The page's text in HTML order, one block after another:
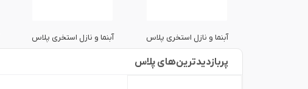
آبنما و نازل استخری پلاس آبنما و نازل استخری پلاس
پربازدید‌ترین‌های پلاس